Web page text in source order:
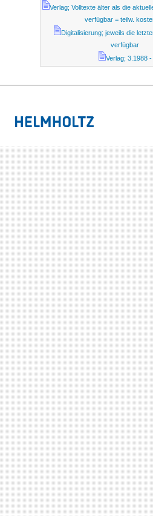
Verlag; Volltexte älter als die
verfügbar = teilw.
Digitalisierung; jeweils die
verfügbar
Verlag; 3.1988 -